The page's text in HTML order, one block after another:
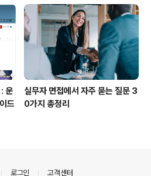
운
드
실무자 면접에서 자주 묻는 질문 3
0가지 총정리
로그인 고객센터